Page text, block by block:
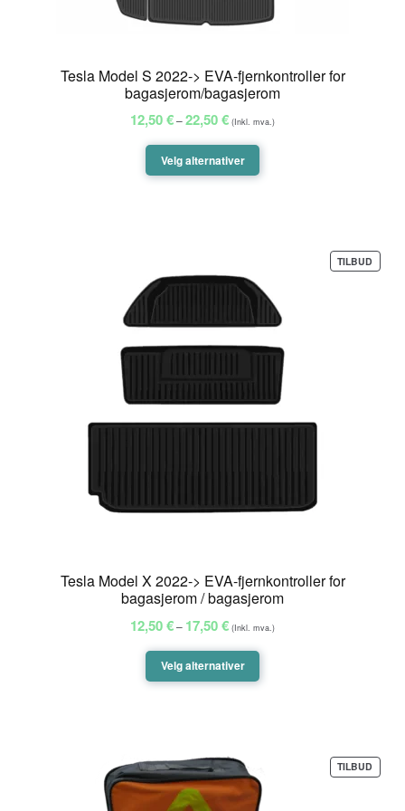
Tesla Model S 2022-> EVA-fjernkontroller for
bagasjerom/bagasjerom
12,50€–22,50€Prisområde:
22,50 €
(Inkl. mva.)
Velg alternativer
TILBUD
PÅ
Tesla Model X 2022-> EVA-fjernkontroller for
bagasjerom / bagasjerom
12,50€– 17,50€Prisområde:
17,50 €
(Inkl. mva.)
Velg alternativer
TILBUD
PÅ